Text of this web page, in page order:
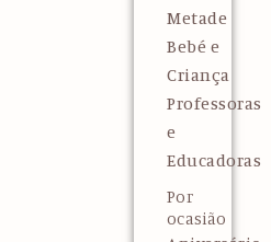
Metade
Bebé e
Criança
Professoras
e
Educadoras
Por
ocasião